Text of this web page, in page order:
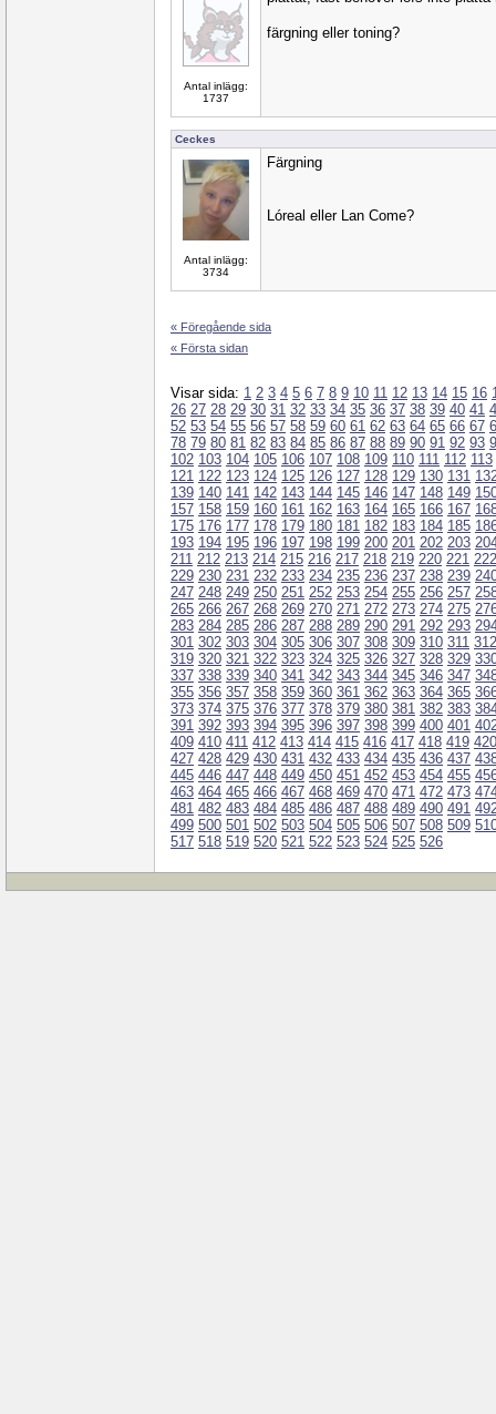
Antal inlägg:
1737
färgning eller toning?
Ceckes
Antal inlägg:
3734
Färgning
Lóreal eller Lan Come?
« Föregående sida
« Första sidan
Visar sida: 1 2 3 4 5 6 7 8 9 10 11 12 13 14 15 16
26 27 28 29 30 31 32 33 34 35 36 37 38 39 40 41
52 53 54 55 56 57 58 59 60 61 62 63 64 65 66 67
78 79 80 81 82 83 84 85 86 87 88 89 90 91 92 93
102 103 104 105 106 107 108 109 110 111 112 113
121 122 123 124 125 126 127 128 129 130 131
139 140 141 142 143 144 145 146 147 148 149
157 158 159 160 161 162 163 164 165 166 167
175 176 177 178 179 180 181 182 183 184 185
193 194 195 196 197 198 199 200 201 202 203
211 212 213 214 215 216 217 218 219 220 221 222
229 230 231 232 233 234 235 236 237 238 239
247 248 249 250 251 252 253 254 255 256 257
265 266 267 268 269 270 271 272 273 274 275
283 284 285 286 287 288 289 290 291 292 293
301 302 303 304 305 306 307 308 309 310 311 312
319 320 321 322 323 324 325 326 327 328 329
337 338 339 340 341 342 343 344 345 346 347
355 356 357 358 359 360 361 362 363 364 365
373 374 375 376 377 378 379 380 381 382 383
391 392 393 394 395 396 397 398 399 400 401
409 410 411 412 413 414 415 416 417 418 419 420
427 428 429 430 431 432 433 434 435 436 437
445 446 447 448 449 450 451 452 453 454 455
463 464 465 466 467 468 469 470 471 472 473
481 482 483 484 485 486 487 488 489 490 491
499 500 501 502 503 504 505 506 507 508 509
517 518 519 520 521 522 523 524 525 526